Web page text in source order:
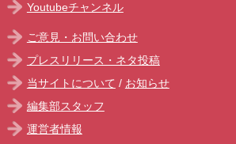
Youtubeチャンネル
ご意見・お問い合わせ
プレスリリース・ネタ投稿
当サイトについて / お知らせ
編集部スタッフ
運営者情報